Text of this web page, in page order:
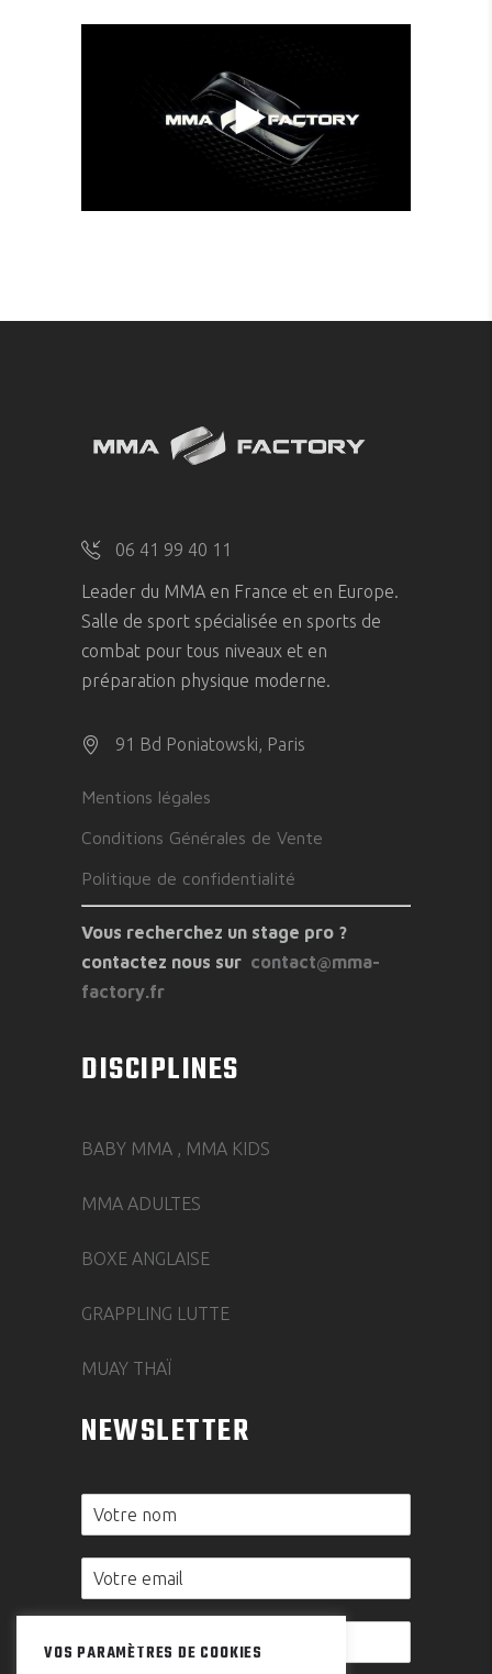
06 41 99 40 11
Leader du MMA en France et en Europe.
Salle de sport spécialisée en sports de
combat pour tous niveaux et en
préparation physique moderne.
91 Bd Poniatowski, Paris
Mentions légales
Conditions Générales de Vente
Politique de confidentialité
Vous recherchez un stage pro ?
contactez nous sur contact@mma-
factory.fr
DISCIPLINES
BABY MMA , MMA KIDS
MMA ADULTES
BOXE ANGLAISE
GRAPPLING LUTTE
MUAY THAÏ
NEWSLETTER
VOS PARAMÈTRES DE COOKIES